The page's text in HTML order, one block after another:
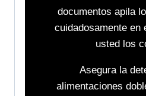
documentos apila
cuidadosamente en
usted los
Asegura la
alimentaciones